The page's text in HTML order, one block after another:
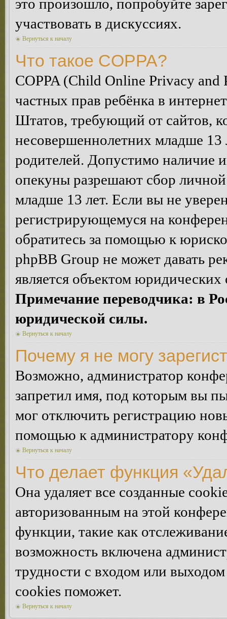
это произошло, попробуйте
участвовать в дискуссиях.
Вернуться к началу
Что такое COPPA?
COPPA (Child Online Privacy
частных прав ребёнка в
Штатов, требующий от сайтов,
несовершеннолетних младше 13
родителей. Допустимо наличие
опекуны разрешают сбор
младше 13 лет. Если вы не
регистрирующемуся на
обратитесь за помощью к
phpBB Group не может давать
является объектом
Примечание переводчика: в
юридической силы.
Вернуться к началу
Почему я не могу
Возможно, администратор
запретил имя, под которым вы
мог отключить регистрацию
помощью к администратору
Вернуться к началу
Что делает функция
Она удаляет все созданные
авторизованным на этой
функции, такие как
возможность включена
трудности с входом или
cookies поможет.
Вернуться к началу